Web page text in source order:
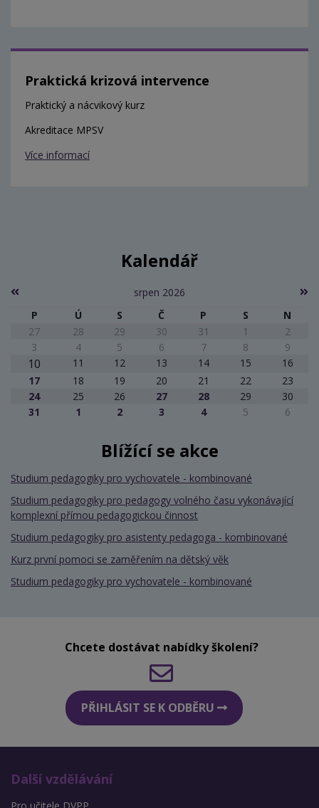
Praktická krizová intervence
Praktický a nácvikový kurz
Akreditace MPSV
Více informací
Kalendář
srpen 2026
P
Ú S Č P S
N
27
28 29 30 31 1
2
3
4 5 6 7 8 9
10 11 12 13 14 15
16
17
18 19 20 21 22
23
24
25 26 27 28 29
30
31
1 2 3 4 5 6
Blížící se akce
Studium pedagogiky pro vychovatele - kombinované
Studium pedagogiky pro pedagogy volného času vykonávající
komplexní přímou pedagogickou činnost
Studium pedagogiky pro asistenty pedagoga - kombinované
Kurz první pomoci se zaměřením na dětský věk
Studium pedagogiky pro vychovatele - kombinované
Chcete dostávat nabídky školení?
PŘIHLÁSIT SE K ODBĚRU
Další vzdělávání